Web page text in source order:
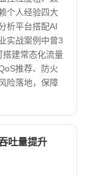
个人经验四大
析平台搭配AI
实战案例中曾3
搭建常态化流量
推荐、防火
险落地，保障
吐量提升